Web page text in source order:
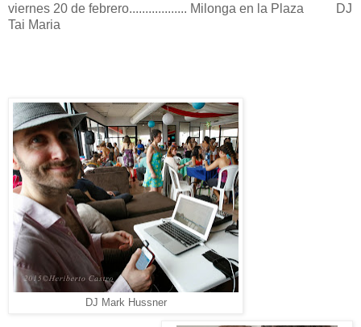
viernes 20 de febrero.................. Milonga en la Plaza DJ
Tai Maria
DJ Mark Hussner